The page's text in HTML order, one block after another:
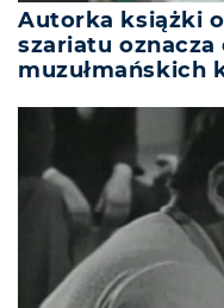
Autorka książki
szariatu oznacza
muzułmańskich